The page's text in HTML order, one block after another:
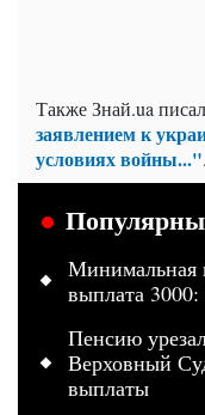
Также Знай.ua
заявлением к
условиях войны...".
Минимальная
выплата 3000:
Пенсию
Верховный
выплаты